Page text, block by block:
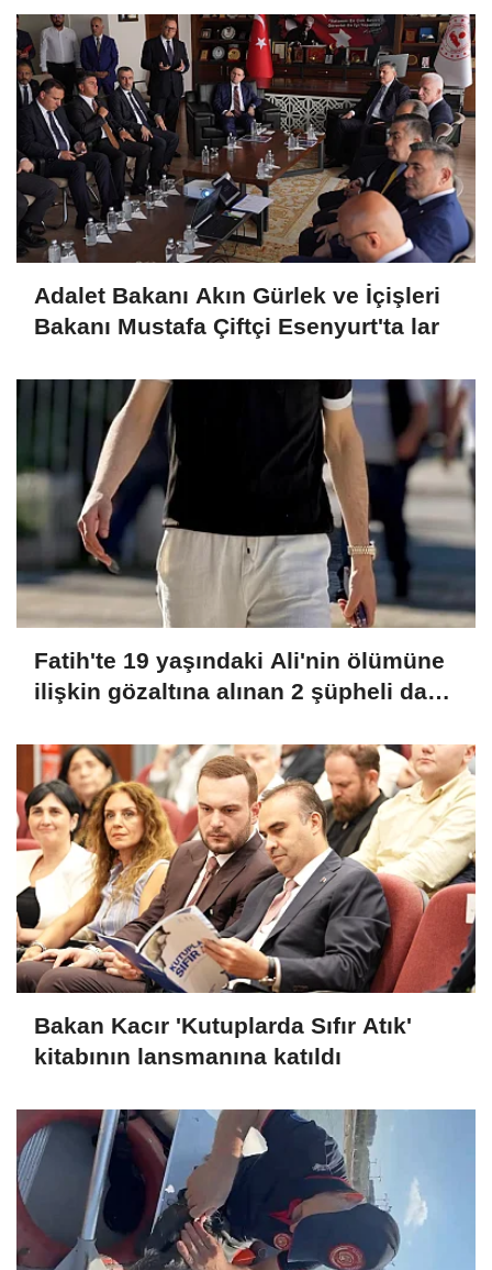
Adalet Bakanı Akın Gürlek ve İçişleri
Bakanı Mustafa Çiftçi Esenyurt'ta lar
Fatih'te 19 yaşındaki Ali'nin ölümüne
ilişkin gözaltına alınan 2 şüpheli daha
Bakan Kacır 'Kutuplarda Sıfır Atık'
kitabının lansmanına katıldı